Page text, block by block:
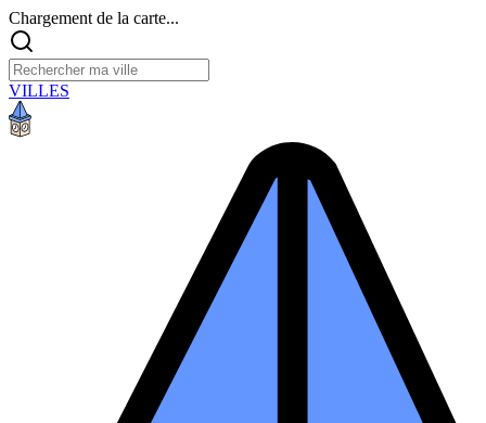
Chargement de la carte...
VILLES